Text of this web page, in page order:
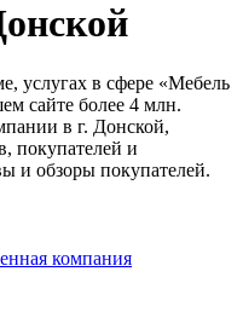
услугах в сфере «Мебель
сайте более 4 млн.
в г. Донской,
покупателей и
и обзоры покупателей.
компания